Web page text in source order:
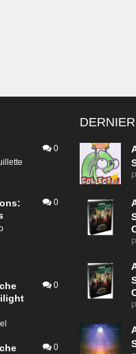
0
0
0
0